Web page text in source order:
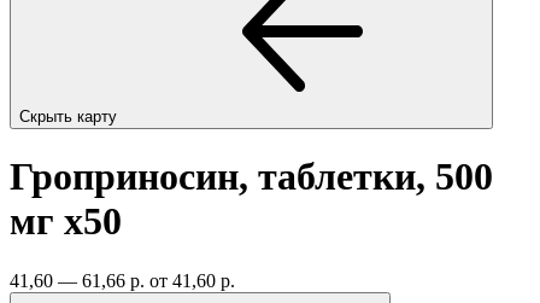
Скрыть карту
Гроприносин, таблетки, 500
мг x50
41,60 — 61,66 р. от 41,60 р.